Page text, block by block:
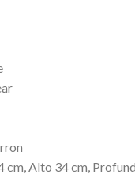
cm, Alto 34 cm,